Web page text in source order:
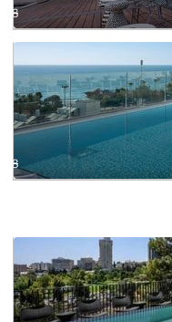
968